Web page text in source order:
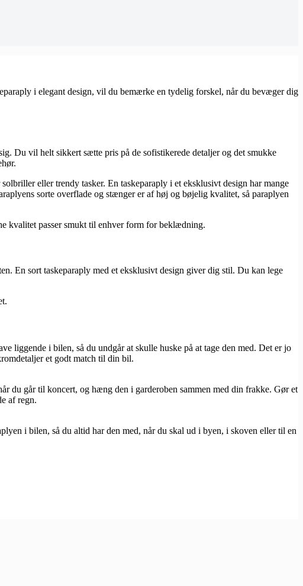
i elegant design, vil du bemærke en tydelig forskel, når du bevæger dig
Du vil helt sikkert sætte pris på de sofistikerede detaljer og det smukke
eller trendy tasker. En taskeparaply i et eksklusivt design har mange
sorte overflade og stænger er af høj og bøjelig kvalitet, så paraplyen
kvalitet passer smukt til enhver form for beklædning.
En sort taskeparaply med et eksklusivt design giver dig stil. Du kan lege
liggende i bilen, så du undgår at skulle huske på at tage den med. Det er jo
et godt match til din bil.
du går til koncert, og hæng den i garderoben sammen med din frakke. Gør et
af regn.
i bilen, så du altid har den med, når du skal ud i byen, i skoven eller til en